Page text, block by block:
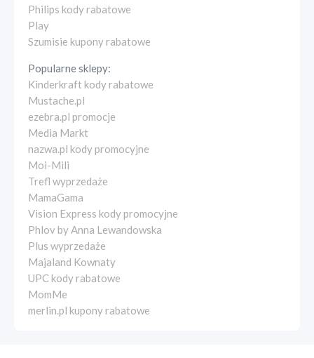
Philips kody rabatowe
Play
Szumisie kupony rabatowe
Popularne sklepy:
Kinderkraft kody rabatowe
Mustache.pl
ezebra.pl promocje
Media Markt
nazwa.pl kody promocyjne
Moi-Mili
Trefl wyprzedaże
MamaGama
Vision Express kody promocyjne
Phlov by Anna Lewandowska
Plus wyprzedaże
Majaland Kownaty
UPC kody rabatowe
MomMe
merlin.pl kupony rabatowe